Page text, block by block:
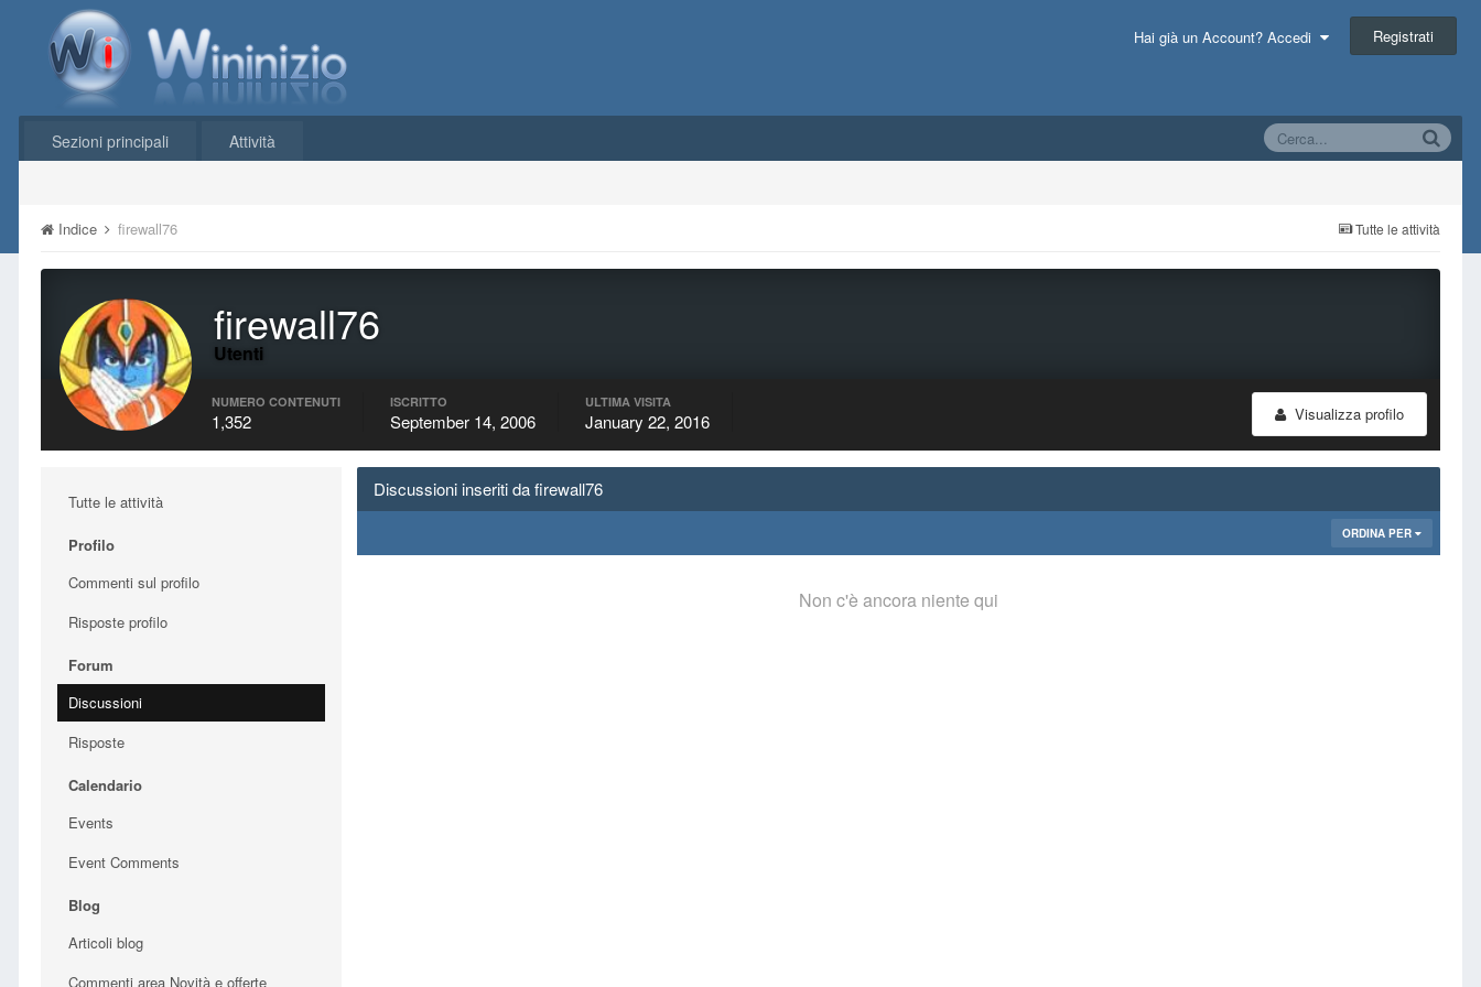
Hai già un Account? Accedi Registrati
Sezioni principali Attività
Tutte le attività
Indice firewall76
firewall76
Utenti
Visualizza profilo
NUMERO CONTENUTI
1,352
ISCRITTO
September 14, 2006
ULTIMA VISITA
January 22, 2016
Tutte le attività
Profilo
Commenti sul profilo
Risposte profilo
Forum
Discussioni
Risposte
Calendario
Events
Event Comments
Blog
Articoli blog
Commenti area Novità e offerte
Discussioni inseriti da firewall76
ORDINA PER
Non c'è ancora niente qui